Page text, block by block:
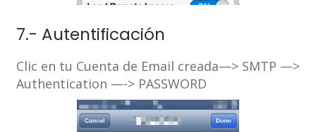
7.- Autentificación
Clic en tu Cuenta de Email creada—> SMTP —>
Authentication —-> PASSWORD